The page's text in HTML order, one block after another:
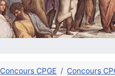
Concours CPGE Concours